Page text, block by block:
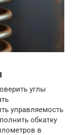
углы
управляемость
обкатку
в